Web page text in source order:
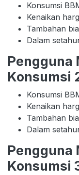
Konsumsi
Kenaikan
Tambahan
Dalam
Pengguna
Konsumsi
Konsumsi
Kenaikan
Tambahan
Dalam
Pengguna
Konsumsi